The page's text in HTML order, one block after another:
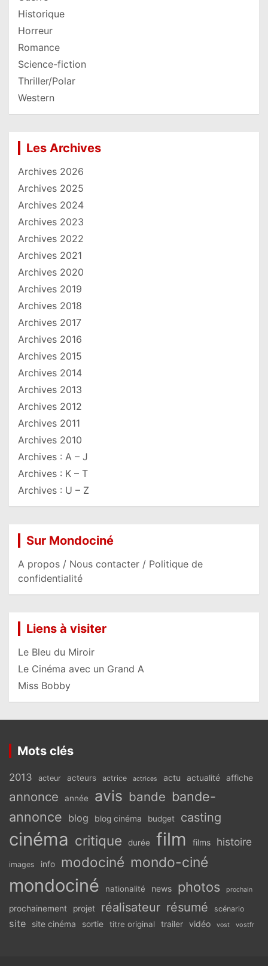
Historique
Horreur
Romance
Science-fiction
Thriller/Polar
Western
Les Archives
Archives 2026
Archives 2025
Archives 2024
Archives 2023
Archives 2022
Archives 2021
Archives 2020
Archives 2019
Archives 2018
Archives 2017
Archives 2016
Archives 2015
Archives 2014
Archives 2013
Archives 2012
Archives 2011
Archives 2010
Archives : A – J
Archives : K – T
Archives : U – Z
Sur Mondociné
A propos / Nous contacter / Politique de
confidentialité
Liens à visiter
Le Bleu du Miroir
Le Cinéma avec un Grand A
Miss Bobby
Mots clés
2013 acteur acteurs actrice actrices actu actualité affiche
annonce année avis bande bande-
annonce blog blog cinéma budget casting
cinéma critique durée film films histoire
images info modociné mondo-ciné
mondociné nationalité news photos prochain
prochainement projet réalisateur résumé scénario
site site cinéma sortie titre original trailer vidéo vost vostfr